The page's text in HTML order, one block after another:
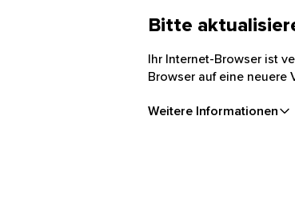
Bitte
Ihr Internet-Browser ist
Browser auf eine neuere
Weitere Informationen